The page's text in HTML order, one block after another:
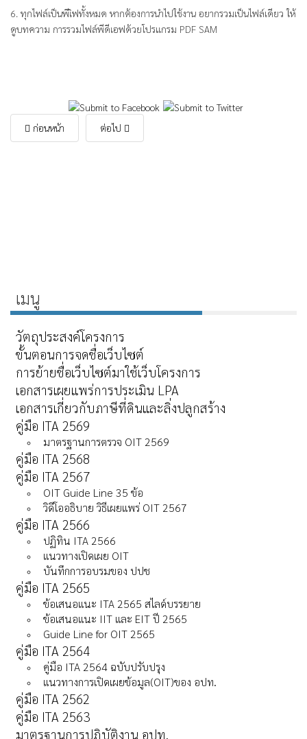
6. ทุกไฟล์เป็นพีเิฟทั้งหมด หากต้องการนำไปใช้งาน อยากรวมเป็นไฟล์เดียว ให้
ดูบทความ การรวมไฟล์พีดีเอฟด้วยโปรแกรม PDF SAM
ก่อนหน้า ต่อไป
เมนู
วัตถุประสงค์โครงการ
ขั้นตอนการจดชื่อเว็บไซต์
การย้ายชื่อเว็บไซต์มาใช้เว็บโครงการ
เอกสารเผยแพร่การประเมิน LPA
เอกสารเกี่ยวกับภาษีที่ดินและลิ่งปลูกสร้าง
คู่มือ ITA 2569
มาตรฐานการตรวจ OIT 2569
คู่มือ ITA 2568
คู่มือ ITA 2567
OIT Guide Line 35 ข้อ
วิดีโออธิบาย วิธีเผยแพร่ OIT 2567
คู่มือ ITA 2566
ปฏิทิน ITA 2566
แนวทางเปิดเผย OIT
บันทึกการอบรมของ ปปช
คู่มือ ITA 2565
ข้อเสนอแนะ ITA 2565 สไลด์บรรยาย
ข้อเสนอแนะ IIT และ EIT ปี 2565
Guide Line for OIT 2565
คู่มือ ITA 2564
คู่มือ ITA 2564 ฉบับปรับปรุง
แนวทางการเปิดเผยข้อมูล(OIT)ของ อปท.
คู่มือ ITA 2562
คู่มือ ITA 2563
มาตรฐานการปฏิบัติงาน อปท.